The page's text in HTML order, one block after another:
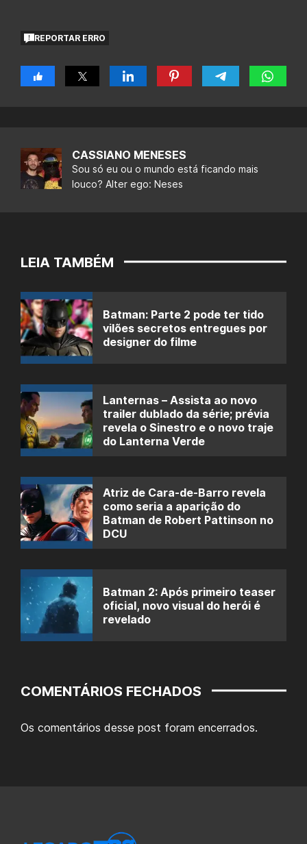
REPORTAR ERRO
CASSIANO MENESES
Sou só eu ou o mundo está ficando mais
louco? Alter ego: Neses
LEIA TAMBÉM
Batman: Parte 2 pode ter tido
vilões secretos entregues por
designer do filme
Lanternas – Assista ao novo
trailer dublado da série; prévia
revela o Sinestro e o novo traje
do Lanterna Verde
Atriz de Cara-de-Barro revela
como seria a aparição do
Batman de Robert Pattinson no
DCU
Batman 2: Após primeiro teaser
oficial, novo visual do herói é
revelado
COMENTÁRIOS FECHADOS
Os comentários desse post foram encerrados.